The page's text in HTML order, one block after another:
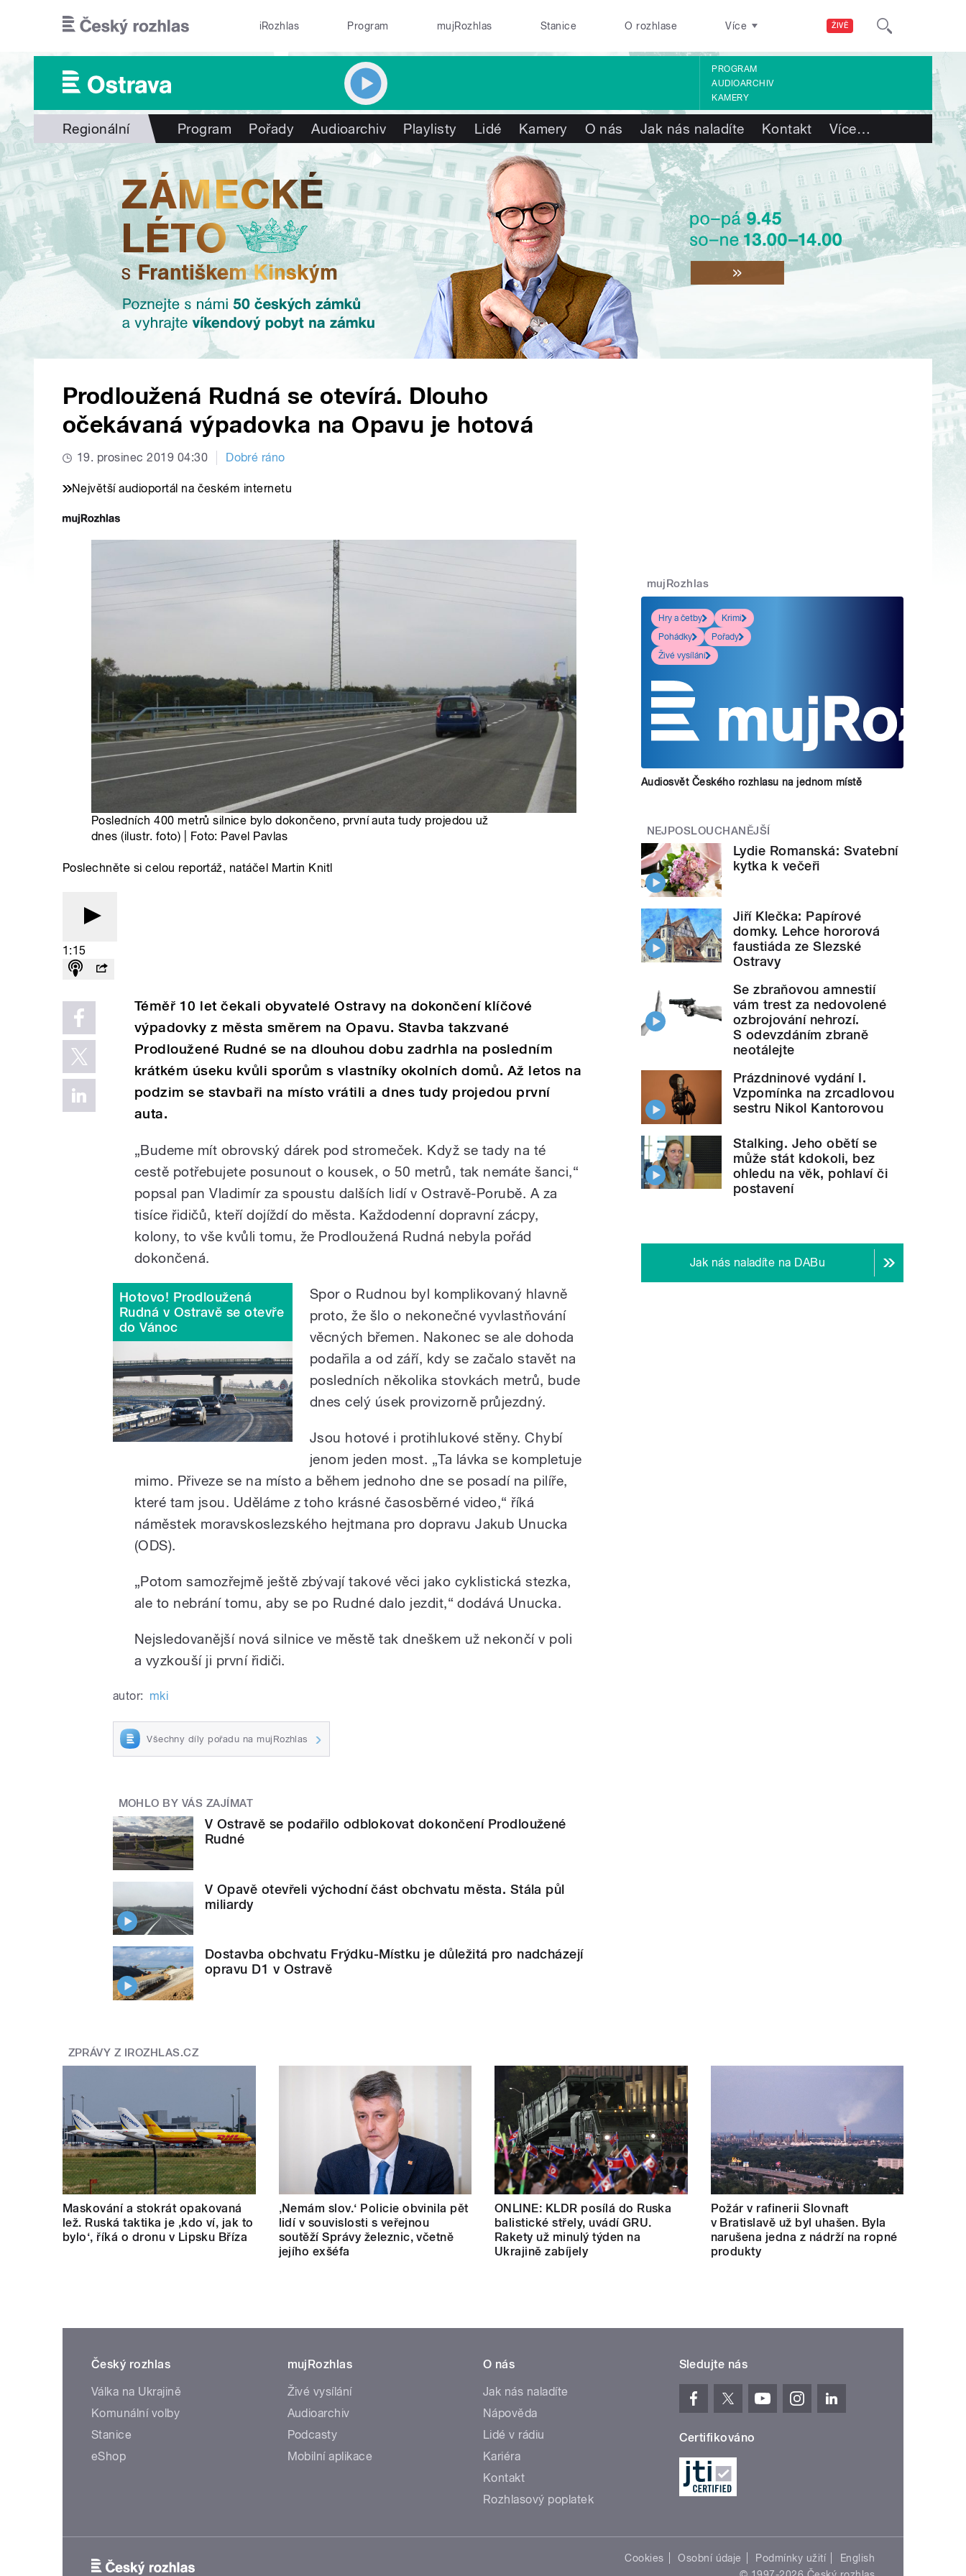
ŽIVĚ
iRozhlas Program mujRozhlas Stanice O rozhlase Více
PROGRAM
AUDIOARCHIV
KAMERY
Regionální Program Pořady Audioarchiv Playlisty Lidé Kamery O nás Jak nás naladíte Kontakt Více…
Prodloužená Rudná se otevírá. Dlouho
očekávaná výpadovka na Opavu je hotová
19. prosinec 2019 04:30 Dobré ráno
Největší audioportál na českém internetu
Posledních 400 metrů silnice bylo dokončeno, první auta tudy projedou už
dnes (ilustr. foto) | Foto: Pavel Pavlas
Poslechněte si celou reportáž, natáčel Martin Knitl
1:15
Téměř 10 let čekali obyvatelé Ostravy na dokončení klíčové
výpadovky z města směrem na Opavu. Stavba takzvané
Prodloužené Rudné se na dlouhou dobu zadrhla na posledním
krátkém úseku kvůli sporům s vlastníky okolních domů. Až letos na
podzim se stavbaři na místo vrátili a dnes tudy projedou první
auta.
„Budeme mít obrovský dárek pod stromeček. Když se tady na té
cestě potřebujete posunout o kousek, o 50 metrů, tak nemáte šanci,“
popsal pan Vladimír za spoustu dalších lidí v Ostravě-Porubě. A za
tisíce řidičů, kteří dojíždí do města. Každodenní dopravní zácpy,
kolony, to vše kvůli tomu, že Prodloužená Rudná nebyla pořád
dokončená.
Hotovo! Prodloužená
Rudná v Ostravě se otevře
do Vánoc
Spor o Rudnou byl komplikovaný hlavně
proto, že šlo o nekonečné vyvlastňování
věcných břemen. Nakonec se ale dohoda
podařila a od září, kdy se začalo stavět na
posledních několika stovkách metrů, bude
dnes celý úsek provizorně průjezdný.
Jsou hotové i protihlukové stěny. Chybí
jenom jeden most. „Ta lávka se kompletuje
mimo. Přiveze se na místo a během jednoho dne se posadí na pilíře,
které tam jsou. Uděláme z toho krásné časosběrné video,“ říká
náměstek moravskoslezského hejtmana pro dopravu Jakub Unucka
(ODS).
„Potom samozřejmě ještě zbývají takové věci jako cyklistická stezka,
ale to nebrání tomu, aby se po Rudné dalo jezdit,“ dodává Unucka.
Nejsledovanější nová silnice ve městě tak dneškem už nekončí v poli
a vyzkouší ji první řidiči.
autor: mki
Všechny díly pořadu na mujRozhlas
MOHLO BY VÁS ZAJÍMAT
V Ostravě se podařilo odblokovat dokončení Prodloužené
Rudné
V Opavě otevřeli východní část obchvatu města. Stála půl
miliardy
Dostavba obchvatu Frýdku-Místku je důležitá pro nadcházejí
opravu D1 v Ostravě
mujRozhlas
Hry a četby
Krimi
Pohádky
Pořady
Živé vysílání
Audiosvět Českého rozhlasu na jednom místě
NEJPOSLOUCHANĚJŠÍ
Lydie Romanská: Svatební
kytka k večeři
Jiří Klečka: Papírové
domky. Lehce hororová
faustiáda ze Slezské
Ostravy
Se zbraňovou amnestií
vám trest za nedovolené
ozbrojování nehrozí.
S odevzdáním zbraně
neotálejte
Prázdninové vydání I.
Vzpomínka na zrcadlovou
sestru Nikol Kantorovou
Stalking. Jeho obětí se
může stát kdokoli, bez
ohledu na věk, pohlaví či
postavení
Jak nás naladíte na DABu
ZPRÁVY Z IROZHLAS.CZ
Maskování a stokrát opakovaná
lež. Ruská taktika je ‚kdo ví, jak to
bylo‘, říká o dronu v Lipsku Bříza
‚Nemám slov.‘ Policie obvinila pět
lidí v souvislosti s veřejnou
soutěží Správy železnic, včetně
jejího exšéfa
ONLINE: KLDR posílá do Ruska
balistické střely, uvádí GRU.
Rakety už minulý týden na
Ukrajině zabíjely
Požár v rafinerii Slovnaft
v Bratislavě už byl uhašen. Byla
narušena jedna z nádrží na ropné
produkty
Český rozhlas
Válka na Ukrajině
Komunální volby
Stanice
eShop
mujRozhlas
Živé vysílání
Audioarchiv
Podcasty
Mobilní aplikace
O nás
Jak nás naladíte
Nápověda
Lidé v rádiu
Kariéra
Kontakt
Rozhlasový poplatek
Sledujte nás
Certifikováno
Cookies Osobní údaje Podmínky užití
English